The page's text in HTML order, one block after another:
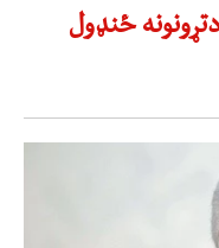
ځنډول